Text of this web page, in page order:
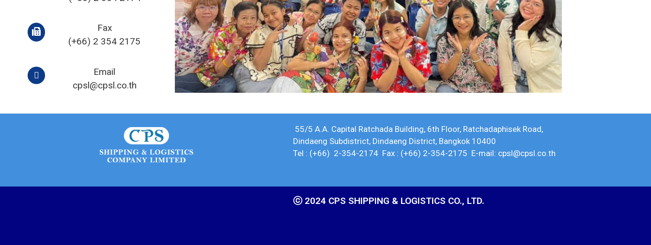
Fax
(+66) 2 354 2175
Email
cpsl@cpsl.co.th
55/5 A.A. Capital Ratchada Building, 6th Floor, Ratchadaphisek Road,
Dindaeng Subdistrict, Dindaeng District, Bangkok 10400
Tel : (+66) 2-354-2174 Fax : (+66) 2-354-2175 E-mail: cpsl@cpsl.co.th
ⓒ 2024 CPS SHIPPING & LOGISTICS CO., LTD.